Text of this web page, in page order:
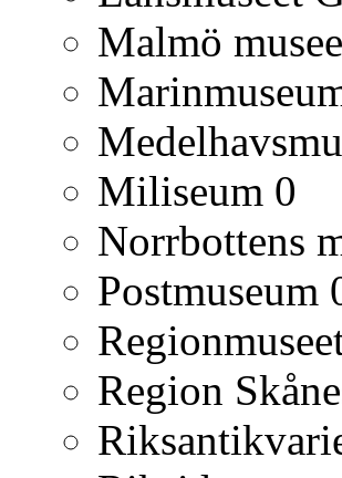
Malmö
Miliseum 0
Norrbottens
Postmuseum
Region